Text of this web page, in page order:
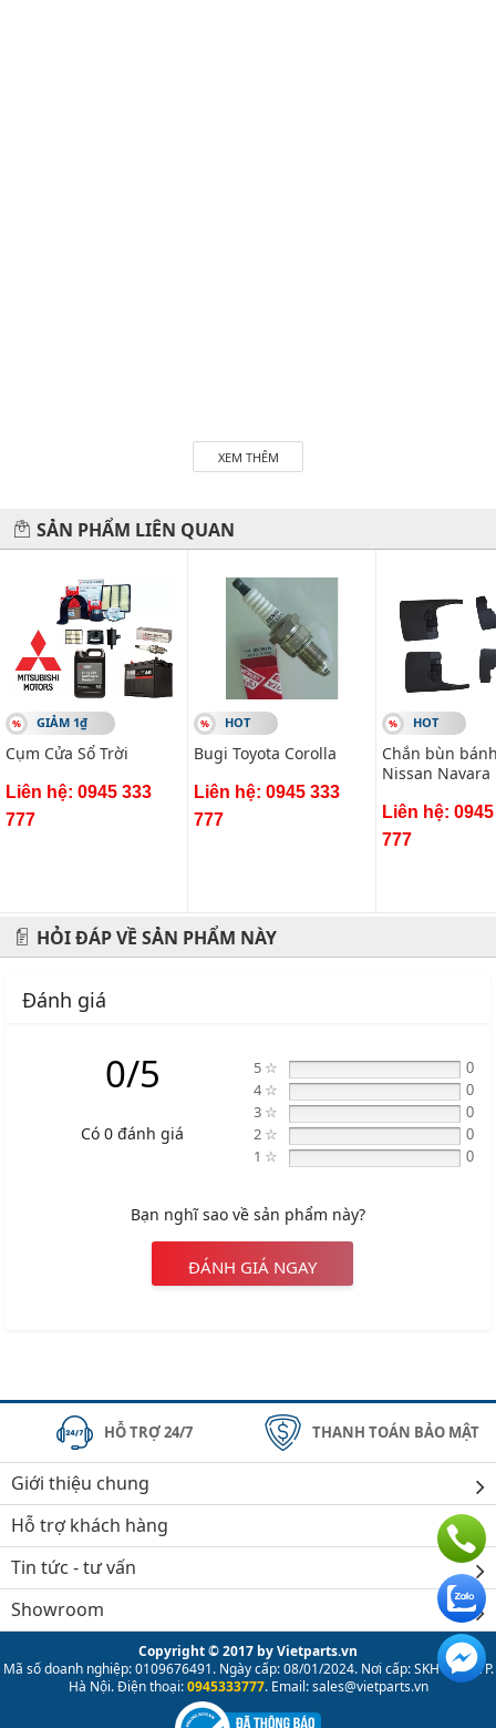
XEM THÊM
SẢN PHẨM LIÊN QUAN
GIẢM 1₫
Cụm Cửa Sổ Trời
Liên hệ: 0945 333
777
HOT
Bugi Toyota Corolla
Liên hệ: 0945 333
777
HOT
Chắn bùn
Nissan Navara
Liên hệ:
777
HỎI ĐÁP VỀ SẢN PHẨM NÀY
Đánh giá
0/5
Có 0 đánh giá
5 ☆ 0
4 ☆ 0
3 ☆ 0
2 ☆ 0
1 ☆ 0
Bạn nghĩ sao về sản phẩm này?
ĐÁNH GIÁ NGAY
HỖ TRỢ 24/7 THANH TOÁN BẢO MẬT
Giới thiệu chung
Hỗ trợ khách hàng
Tin tức - tư vấn
Showroom
Copyright © 2017 by Vietparts.vn
Mã số doanh nghiệp: 0109676491. Ngày cấp: 08/01/2024. Nơi cấp: SKH & ĐT TP.
Hà Nội. Điện thoại:0945333777. Email: sales@vietparts.vn